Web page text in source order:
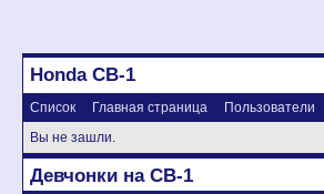
Honda CB-1
Список Главная страница Пользователи
Вы не зашли.
Девчонки на CB-1